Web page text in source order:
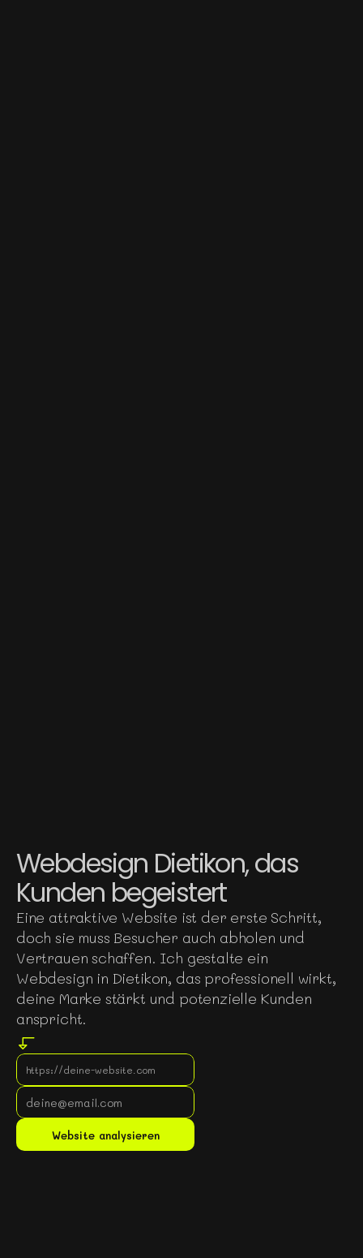
Webdesign Dietikon, das
Kunden begeistert
Eine attraktive Website ist der erste Schritt,
doch sie muss Besucher auch abholen und
Vertrauen schaffen. Ich gestalte ein
Webdesign in Dietikon, das professionell wirkt,
deine Marke stärkt und potenzielle Kunden
anspricht.
Website analysieren